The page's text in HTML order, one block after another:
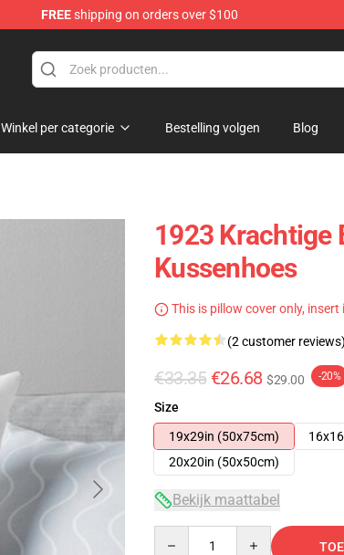
FREEshipping on orders over $100
Winkel per categorie Bestelling volgen Blog
1923 Krachtige
Kussenhoes
This is pillow cover only, insert
(2 customer reviews)
€33.35 €26.68 $29.00 -20%
Size
19x29in (50x75cm)
20x20in (50x50cm)
Bekijk maattabel